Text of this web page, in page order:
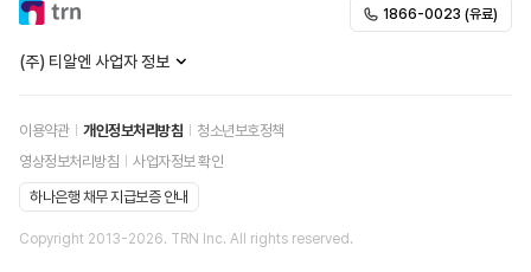
(주) 티알엔 사업자 정보
이용약관 개인정보처리방침
청소년보호정책
영상정보처리방침
사업자정보 확인
하나은행 채무 지급보증 안내
Copyright 2013-2026. TRN Inc. All rights reserved.
1866-0023 (유료)